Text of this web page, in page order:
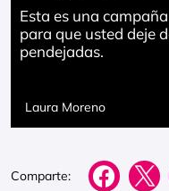
Esta es una
para que usted deje
pendejadas.
Laura Moreno
Comparte: